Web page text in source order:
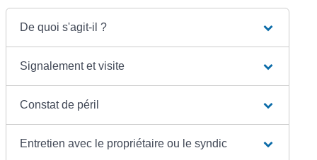
De quoi s'agit-il ?
Signalement et visite
Constat de péril
Entretien avec le propriétaire ou le syndic